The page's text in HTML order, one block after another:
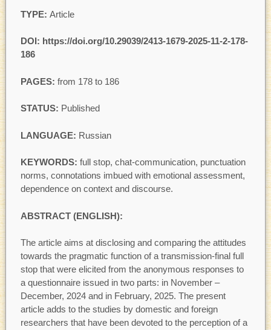
TYPE: Article
DOI: https://doi.org/10.29039/2413-1679-2025-11-2-178-
186
PAGES: from 178 to 186
STATUS: Published
LANGUAGE: Russian
KEYWORDS: full stop, chat-communication, punctuation
norms, connotations imbued with emotional assessment,
dependence on context and discourse.
ABSTRACT (ENGLISH):
The article aims at disclosing and comparing the attitudes
towards the pragmatic function of a transmission-final full
stop that were elicited from the anonymous responses to
a questionnaire issued in two parts: in November –
December, 2024 and in February, 2025. The present
article adds to the studies by domestic and foreign
researchers that have been devoted to the perception of a